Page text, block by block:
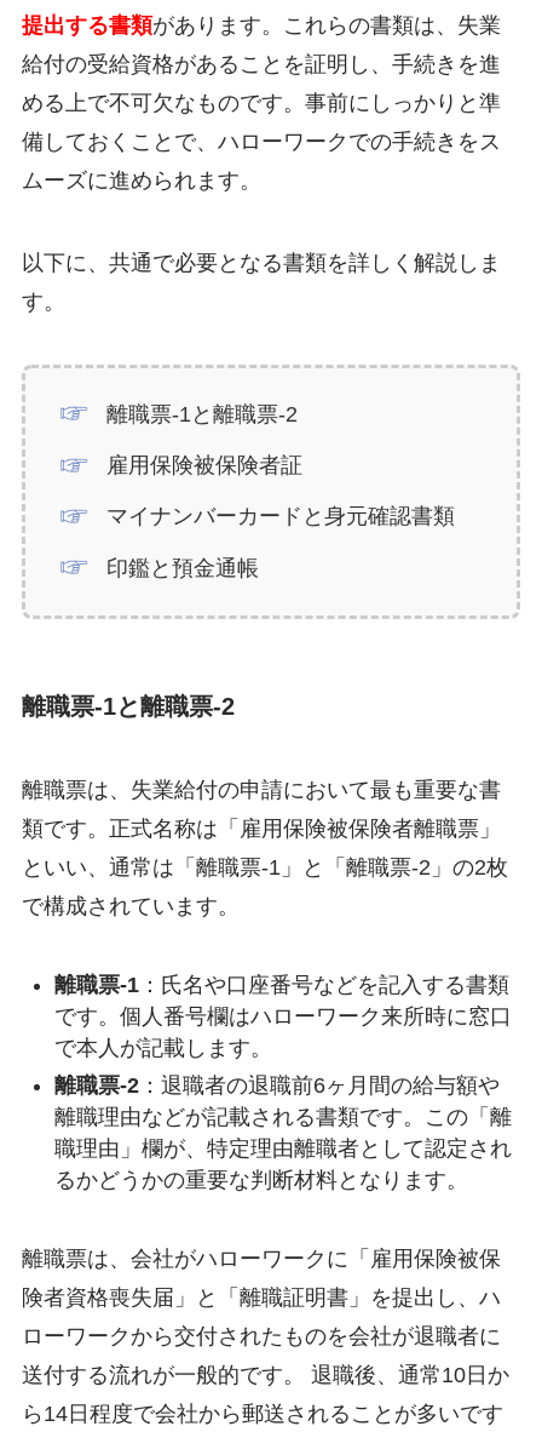
提出する書類があります。これらの書類は、失業
給付の受給資格があることを証明し、手続きを進
める上で不可欠なものです。事前にしっかりと準
備しておくことで、ハローワークでの手続きをス
ムーズに進められます。
以下に、共通で必要となる書類を詳しく解説しま
す。
離職票-1と離職票-2
雇用保険被保険者証
マイナンバーカードと身元確認書類
印鑑と預金通帳
離職票-1と離職票-2
離職票は、失業給付の申請において最も重要な書
類です。正式名称は「雇用保険被保険者離職票」
といい、通常は「離職票-1」と「離職票-2」の2枚
で構成されています。
離職票-1：氏名や口座番号などを記入する書類
です。個人番号欄はハローワーク来所時に窓口
で本人が記載します。
離職票-2：退職者の退職前6ヶ月間の給与額や
離職理由などが記載される書類です。この「離
職理由」欄が、特定理由離職者として認定され
るかどうかの重要な判断材料となります。
離職票は、会社がハローワークに「雇用保険被保
険者資格喪失届」と「離職証明書」を提出し、ハ
ローワークから交付されたものを会社が退職者に
送付する流れが一般的です。 退職後、通常10日か
ら14日程度で会社から郵送されることが多いです